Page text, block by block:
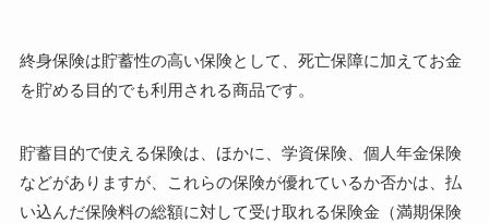
終身保険は貯蓄性の高い保険として、死亡保障に加えてお金
を貯める目的でも利用される商品です。
貯蓄目的で使える保険は、ほかに、学資保険、個人年金保険
などがありますが、これらの保険が優れているか否かは、払
い込んだ保険料の総額に対して受け取れる保険金（満期保険